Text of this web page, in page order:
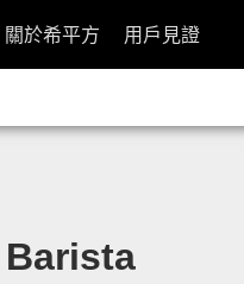
關於希平方 用戶見證
Barista